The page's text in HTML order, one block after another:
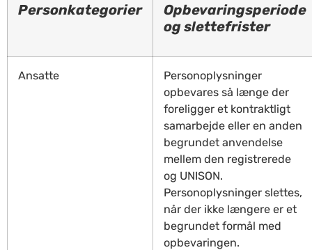
Personkategorier
Opbevaringsperiode
og slettefrister
Ansatte
Personoplysninger
opbevares så længe der
foreligger et kontraktligt
samarbejde eller en anden
begrundet anvendelse
mellem den registrerede
og UNISON.
Personoplysninger slettes,
når der ikke længere er et
begrundet formål med
opbevaringen.